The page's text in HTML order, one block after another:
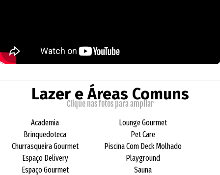
Lazer e Áreas Comuns
Clique nas fotos para ampliar
Academia
Brinquedoteca
Churrasqueira Gourmet
Espaço Delivery
Espaço Gourmet
Lounge Gourmet
Pet Care
Piscina Com Deck Molhado
Playground
Sauna